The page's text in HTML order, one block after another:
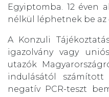
Egyiptomba. 12 éven
nélkül léphetnek be az
A Konzuli
igazolvány vagy
utazók
indulásától
negatív PCR-teszt